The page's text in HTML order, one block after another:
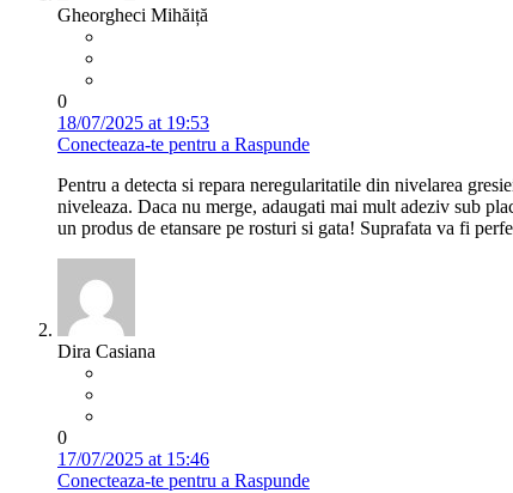
Gheorgheci Mihăiță
0
18/07/2025 at 19:53
Conecteaza-te pentru a Raspunde
Pentru a detecta si repara neregularitatile din nivelarea
niveleaza. Daca nu merge, adaugati mai mult adeziv sub
un produs de etansare pe rosturi si gata! Suprafata va fi
Dira Casiana
0
17/07/2025 at 15:46
Conecteaza-te pentru a Raspunde